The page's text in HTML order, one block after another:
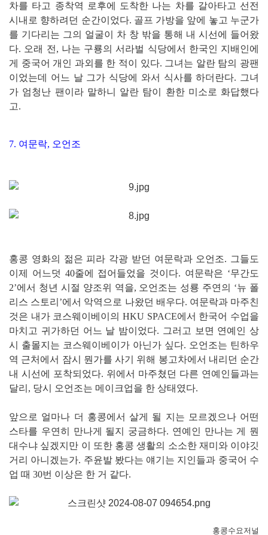
차를 타고 종착역 로후에 도착한 나는 차를 갈아타고 선전
시내로 향하려던 순간이었다. 골프 가방을 앞에 놓고 누군가
를 기다리는 그의 얼굴이 차 창 밖을 통해 내 시선에 들어왔
다. 오래 전, 나는 구룡의 서라벌 식당에서 한국인 지배인에
게 중국어 개인 과외를 한 적이 있다. 그녀는 알란 탐의 광팬
이었는데 어느 날 그가 식당에 와서 식사를 하더란다. 그녀
가 엄청난 팬이라 말하니 알란 탐이 환한 미소로 화답했다
고.
7. 여문락, 오언조
홍콩 영화의 젊은 피라 각광 받던 여문락과 오언조. 그들도
이제 어느덧 40줄에 접어들었을 것이다. 여문락은 ‘무간도
2’에서 청년 시절 양조위 역을, 오언조는 성룡 주연의 ‘뉴 폴
리스 스토리’에서 악역으로 나왔던 배우다. 여문락과 마주친
것은 내가 코스웨이베이의 HKU SPACE에서 한국어 수업을
마치고 귀가하던 어느 날 밤이었다. 그러고 보면 연예인 상
시 출몰지는 코스웨이베이가 아닌가 싶다. 오언조는 틴하우
역 근처에서 잠시 뭔가를 사기 위해 봉고차에서 내리던 순간
내 시선에 포착되었다. 위에서 마주쳤던 다른 연예인들과는
달리, 당시 오언조는 메이크업을 한 상태였다.
앞으로 얼마나 더 홍콩에서 살게 될 지는 모르겠으나 어떤
스타를 우연히 만나게 될지 궁금하다. 연예인 만나는 게 뭔
대수냐 싶겠지만 이 또한 홍콩 생활의 소소한 재미와 이야깃
거리 아니겠는가. 주윤발 봤다는 얘기는 지인들과 중국어 수
업 때 30번 이상은 한 거 같다.
홍콩수요저널